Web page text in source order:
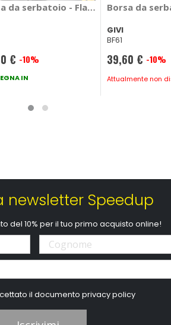
MT 450 2024 >
Seatlock - GIVI
da serbatoio - Flangia Royal Enfield
€ -10%
IN
Borsa da
GIVI
BF61
Prezzo
speciale
39,60 € -10%
Attualmente non
newsletter Speedup
del 10% per il tuo primo acquisto online!
il documentoprivacy policy